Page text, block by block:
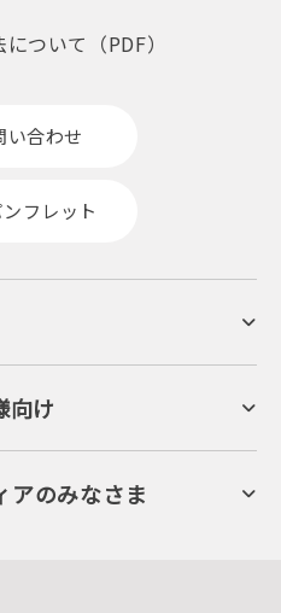
ついて（PDF）
い合わせ
フレット
向け
規程）
アのみなさま